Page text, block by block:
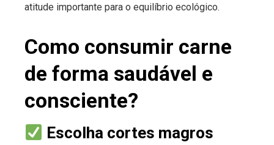
atitude importante para o equilíbrio ecológico.
Como consumir carne
de forma saudável e
consciente?
Escolha cortes magros